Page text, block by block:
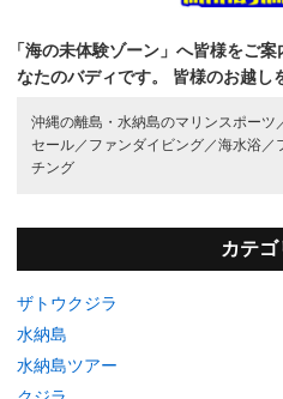
「海の未体験ゾーン」へ皆様をご案
なたのバディです。
皆様のお越し
沖縄の離島・水納島のマリンスポーツ
セール／ ファンダイビング／海水浴／
チング
カテゴ
ザトウクジラ
水納島
水納島ツアー